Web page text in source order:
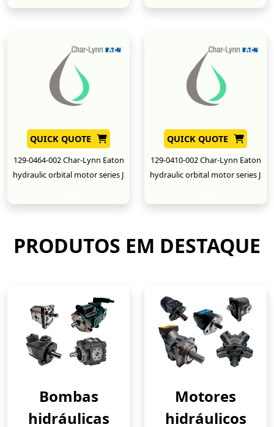
QUICK QUOTE
129-0464-002 Char-Lynn Eaton
hydraulic orbital motor series J
QUICK QUOTE
129-0410-002 Char-Lynn Eaton
hydraulic orbital motor series J
PRODUTOS EM DESTAQUE
Bombas
hidráulicas
Motores
hidráulicos